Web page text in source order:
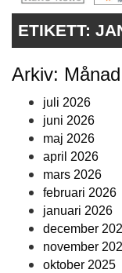
ANNONSERA
ETIKETT:
Arkiv: Månad
juli 2026
juni 2026
maj 2026
april 2026
mars 2026
februari 2026
januari 2026
december
november
oktober 2025